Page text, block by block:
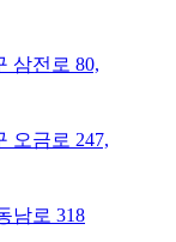
삼전로 80,
오금로 247,
남로 318